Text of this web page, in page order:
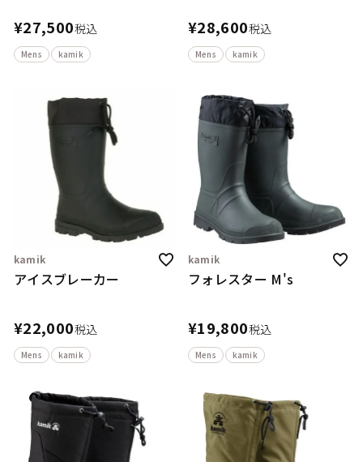
¥27,500税込
Mens kamik
¥28,600税込
Mens kamik
kamik
アイスブレーカー
¥22,000税込
Mens kamik
kamik
フォレスター M's
¥19,800税込
Mens kamik